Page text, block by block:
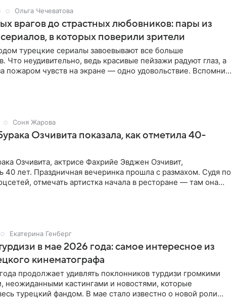
Ольга Чечеватова
врагов до страстных любовников: пары из
в которых поверили зрители
турецкие сериалы завоевывают все больше
Что неудивительно, ведь красивые пейзажи радуют глаз, а
пожаром чувств на экране — одно удовольствие. Вспомним
Соня Жарова
Озчивита показала, как отметила 40-
Озчивита, актрисе Фахрийе Эвджен Озчивит,
40 лет. Праздничная вечеринка прошла с размахом. Судя по
отмечать артистка начала в ресторане — там она
Екатерина Генберг
в мае 2026 года: самое интересное из
кинематографа
продолжает удивлять поклонников турдизи громкими
неожиданными кастингами и новостями, которые
турецкий фандом. В мае стало известно о новой роли